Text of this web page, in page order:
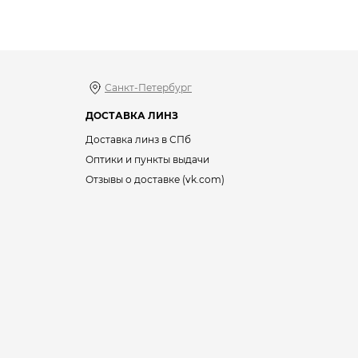
Санкт-Петербург
ДОСТАВКА ЛИНЗ
Доставка линз в СПб
Оптики и пункты выдачи
Отзывы о доставке (vk.com)